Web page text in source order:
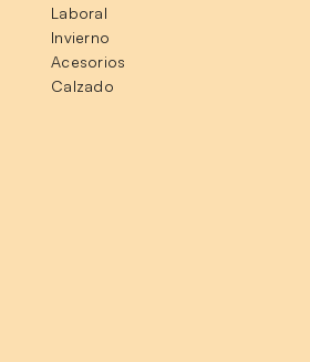
Laboral
Invierno
Acesorios
Calzado